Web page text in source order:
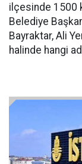
ilçesinde 1500
Belediye
Bayraktar, Ali
halinde hangi